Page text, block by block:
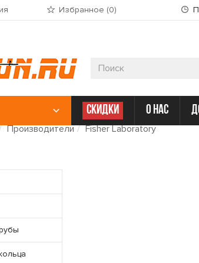
Избранное (0)
СКИДКИ о нас
Производители Fisher Laboratory